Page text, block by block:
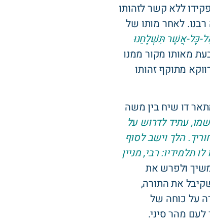
ללא קשר לזהותו
לאחר מותו של
כָּל-אֲשֶׁר תִּשְׁלָחֵנוּ
מאותו מקור ממנו
מתוקף זהותו
דו שיח בין משה
עתיד לדרוש על
הלך וישב לסוף
רבי, מניין
ולפרש את
את התורה,
על כוחה של
מהר סיני.